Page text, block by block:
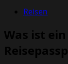
Reisen
Was ist